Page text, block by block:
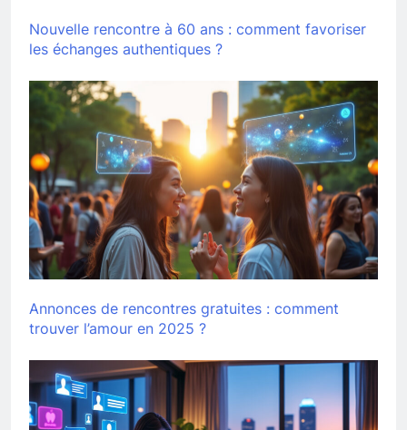
Nouvelle rencontre à 60 ans : comment favoriser
les échanges authentiques ?
Annonces de rencontres gratuites : comment
trouver l’amour en 2025 ?